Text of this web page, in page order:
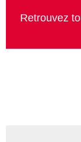
Retrouvez